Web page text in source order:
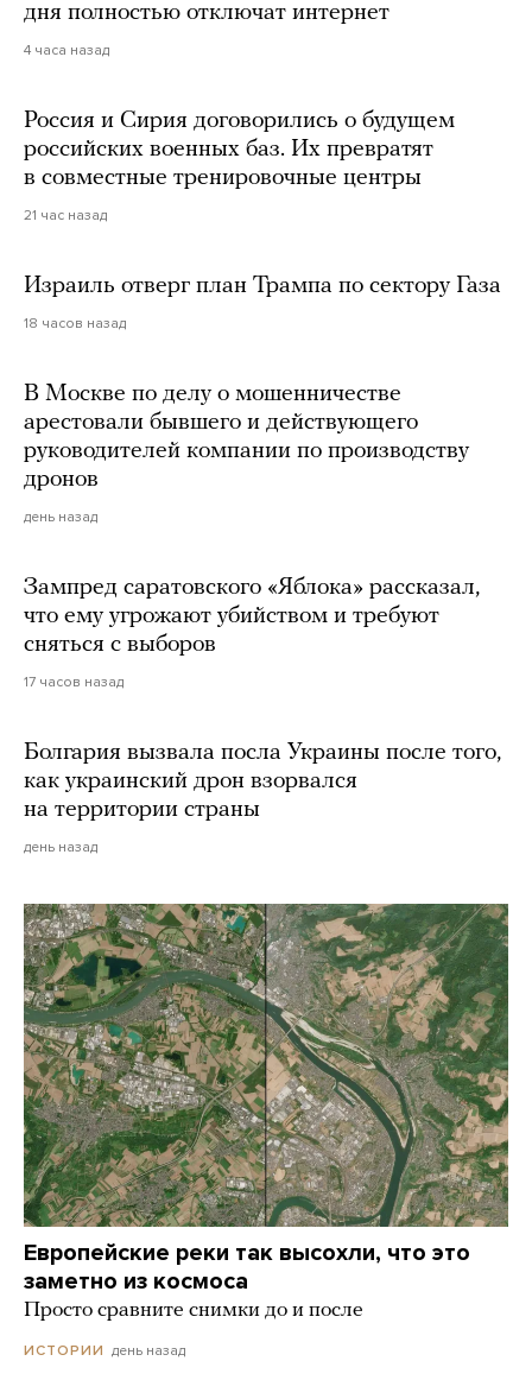
дня полностью отключат интернет
4 часа назад
Россия и Сирия договорились о будущем
российских военных баз. Их превратят
в совместные тренировочные центры
21 час назад
Израиль отверг план Трампа по сектору Газа
18 часов назад
В Москве по делу о мошенничестве
арестовали бывшего и действующего
руководителей компании по производству
дронов
день назад
Зампред саратовского «Яблока» рассказал,
что ему угрожают убийством и требуют
сняться с выборов
17 часов назад
Болгария вызвала посла Украины после того,
как украинский дрон взорвался
на территории страны
день назад
Европейские реки так высохли, что это
заметно из космоса
Просто сравните снимки до и после
ИСТОРИИ день назад